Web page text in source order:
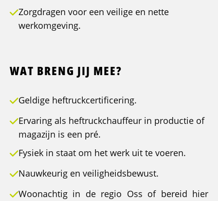
Zorgdragen voor een veilige en nette
werkomgeving.
WAT BRENG JIJ MEE?
Geldige heftruckcertificering.
Ervaring als heftruckchauffeur in productie of
magazijn is een pré.
Fysiek in staat om het werk uit te voeren.
Nauwkeurig en veiligheidsbewust.
Woonachtig in de regio Oss of bereid hier